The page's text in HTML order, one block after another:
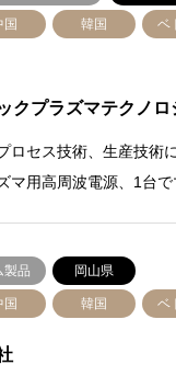
国 韓国 ベ
クプラズマテクノロ
ロセス技術、生産技術
マ用高周波電源、1台で
製品 岡山県
国 韓国 ベ